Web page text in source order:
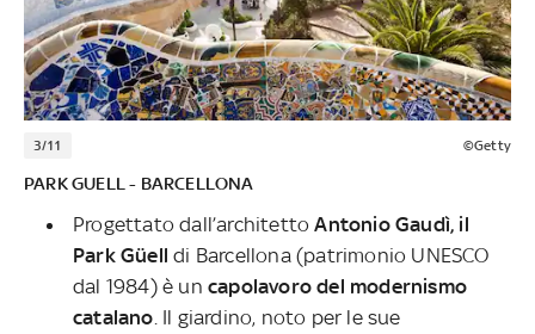
3/11 ©Getty
PARK GUELL - BARCELLONA
Progettato dall’architetto Antonio Gaudì, il
Park Güell di Barcellona (patrimonio UNESCO
dal 1984) è un capolavoro del modernismo
catalano . Il giardino, noto per le sue